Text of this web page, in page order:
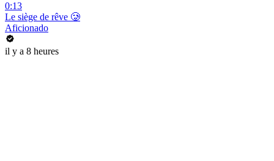
0:13
Le siège de rêve 🥲
Aficionado
il y a 8 heures